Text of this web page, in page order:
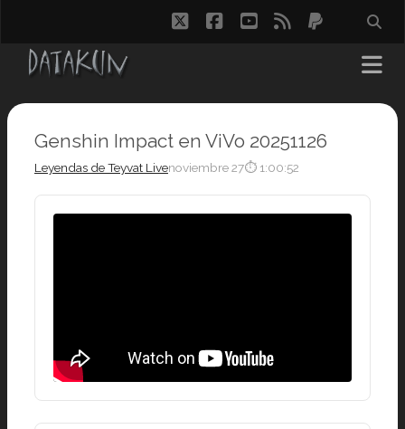
twitterfacebook
youtube
rss paypal
Genshin Impact en ViVo 20251126
Leyendas de Teyvat Livenoviembre 27⏱ 1:00:52